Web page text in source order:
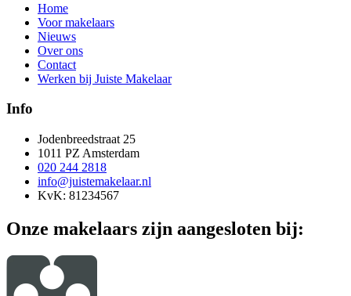
Home
Voor makelaars
Nieuws
Over ons
Contact
Werken bij Juiste Makelaar
Info
Jodenbreedstraat 25
1011 PZ Amsterdam
020 244 2818
info@juistemakelaar.nl
KvK: 81234567
Onze makelaars zijn aangesloten bij: